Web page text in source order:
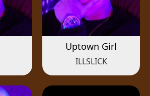
Uptown Girl
ILLSLICK